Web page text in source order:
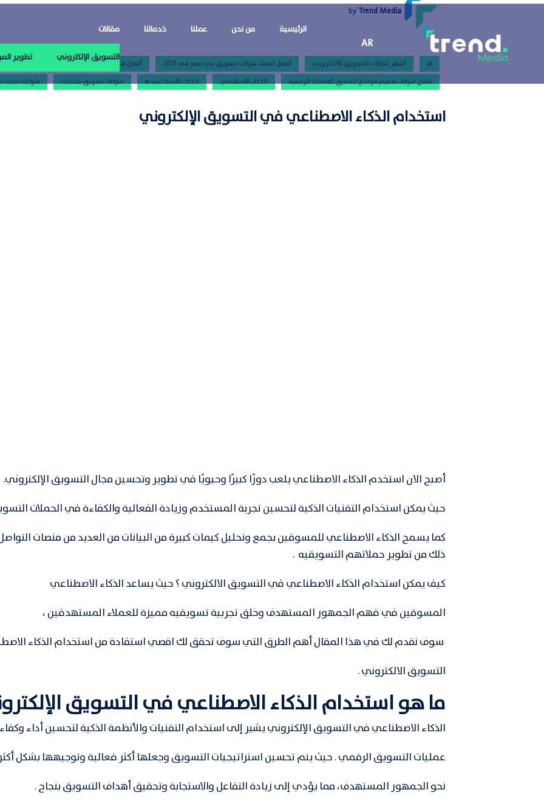
AR
الرئيسية من نحن عملنا خدماتنا مقالات
التسويق الإلكتروني تطوير
byTrend Media
ai أشهر شركات التسويق الالكتروني أفضل اسماء شركات تسويق في مصر في 2023 أفضل شركات التسويق لتحقيق نجاحك الرقمي
افضل شركة تصميم مواقع لتحقيق أهدافك الرقمية
الذكاء الاصطناعي الذكاء الاصطناعي ai شركات تسويق منتجات شركات نجحت
استخدام الذكاء الاصطناعي في التسويق الإلكتروني
أصبح الان استخدم الذكاء الاصطناعي يلعب دورًا كبيرًا وحيويًا في تطوير وتحسين مجال التسويق الإلكتروني.
حيث يمكن استخدام التقنيات الذكية لتحسين تجربة المستخدم وزيادة الفعالية والكفاءة في الحملات
كما يسمح الذكاء الاصطناعي للمسوقين بجمع وتحليل كيمات كبيرة من البيانات من العديد من منصات
ذلك من تطوير حملاتهم التسويقيه .
كيف يمكن استخدام الذكاء الاصطناعي في التسويق الالكتروني ؟ حيث يساعد الذكاء الاصطناعي
المسوقين في فهم الجمهور المستهدف وخلق تجربية تسويقيه مميزة للعملاء المستهدفين ،
سوف نقدم لك في هذا المقال أهم الطرق التي سوف تحقق لك اقصي استفادة من استخدام الذكاء
التسويق الالكتروني .
ما هو استخدام الذكاء الاصطناعي في التسويق
الذكاء الاصطناعي في التسويق الإلكتروني يشير إلى استخدام التقنيات والأنظمة الذكية لتحسين أداء
عمليات التسويق الرقمي . حيث يتم تحسين استراتيجيات التسويق وجعلها أكثر فعالية وتوجيهها بشكل
نحو الجمهور المستهدف، مما يؤدي إلى زيادة التفاعل والاستجابة وتحقيق أهداف التسويق بنجاح .